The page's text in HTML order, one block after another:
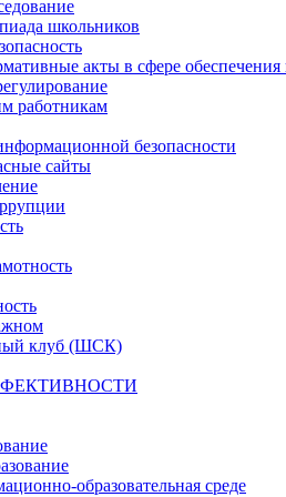
школьников
акты в сфере
работникам
безопасности
сайты
клуб (ШСК)
образовательная среде